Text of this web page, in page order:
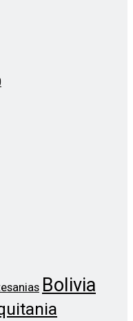
Bolivia